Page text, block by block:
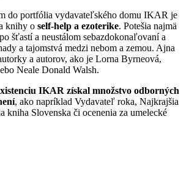
do portfólia vydavateľského domu IKAR je
knihy o self-help a ezoterike. Potešia najmä
šťastí a neustálom sebazdokonaľovaní a
a tajomstvá medzi nebom a zemou. Ajna
a autorov, ako je Lorna Byrneová,
Neale Donald Walsh.
IKAR získal množstvo odborných
, ako napríklad Vydavateľ roka, Najkrajšia
kniha Slovenska či ocenenia za umelecké